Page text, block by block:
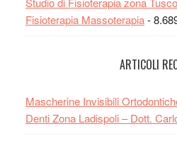
Fisioterapia Massoterapia-
ARTICOLI
Mascherine Invisibili
Denti Zona Ladispoli – Dott.